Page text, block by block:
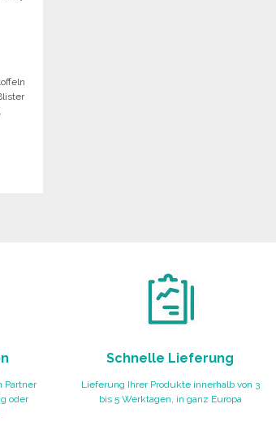
Partner
oder
Schnelle Lieferung
Lieferung Ihrer Produkte innerhalb von 3
bis 5 Werktagen, in ganz Europa